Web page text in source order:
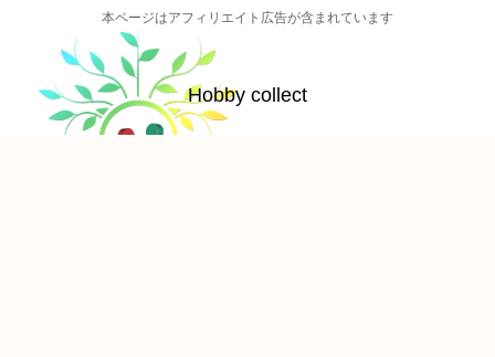
本ページはアフィリエイト広告が含まれています
Hobby collect